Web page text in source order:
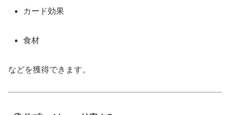
カード効果
食材
などを獲得できます。